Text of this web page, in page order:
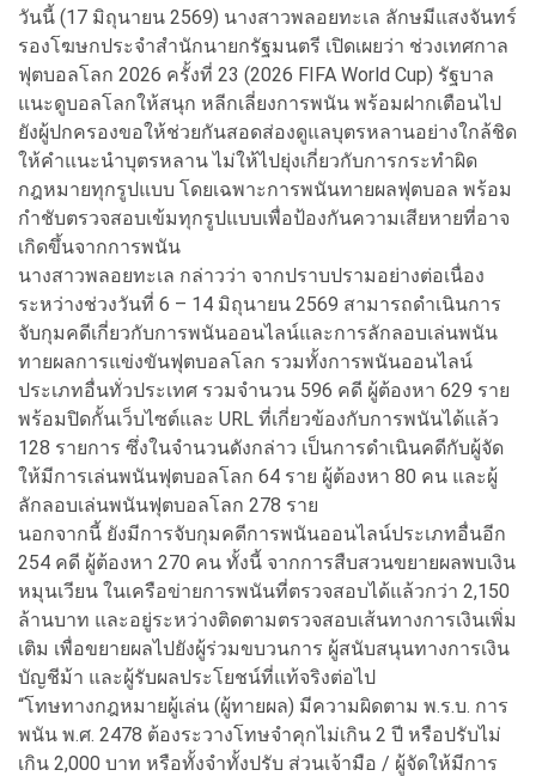
วันนี้ (17 มิถุนายน 2569) นางสาวพลอยทะเล ลักษมีแสงจันทร์
รองโฆษกประจำสำนักนายกรัฐมนตรี เปิดเผยว่า ช่วงเทศกาล
ฟุตบอลโลก 2026 ครั้งที่ 23 (2026 FIFA World Cup) รัฐบาล
แนะดูบอลโลกให้สนุก หลีกเลี่ยงการพนัน พร้อมฝากเตือนไป
ยังผู้ปกครองขอให้ช่วยกันสอดส่องดูแลบุตรหลานอย่างใกล้ชิด
ให้คำแนะนำบุตรหลาน ไม่ให้ไปยุ่งเกี่ยวกับการกระทำผิด
กฎหมายทุกรูปแบบ โดยเฉพาะการพนันทายผลฟุตบอล พร้อม
กำชับตรวจสอบเข้มทุกรูปแบบเพื่อป้องกันความเสียหายที่อาจ
เกิดขึ้นจากการพนัน
นางสาวพลอยทะเล กล่าวว่า จากปราบปรามอย่างต่อเนื่อง
ระหว่างช่วงวันที่ 6 – 14 มิถุนายน 2569 สามารถดำเนินการ
จับกุมคดีเกี่ยวกับการพนันออนไลน์และการลักลอบเล่นพนัน
ทายผลการแข่งขันฟุตบอลโลก รวมทั้งการพนันออนไลน์
ประเภทอื่นทั่วประเทศ รวมจำนวน 596 คดี ผู้ต้องหา 629 ราย
พร้อมปิดกั้นเว็บไซต์และ URL ที่เกี่ยวข้องกับการพนันได้แล้ว
128 รายการ ซึ่งในจำนวนดังกล่าว เป็นการดำเนินคดีกับผู้จัด
ให้มีการเล่นพนันฟุตบอลโลก 64 ราย ผู้ต้องหา 80 คน และผู้
ลักลอบเล่นพนันฟุตบอลโลก 278 ราย
นอกจากนี้ ยังมีการจับกุมคดีการพนันออนไลน์ประเภทอื่นอีก
254 คดี ผู้ต้องหา 270 คน ทั้งนี้ จากการสืบสวนขยายผลพบเงิน
หมุนเวียน ในเครือข่ายการพนันที่ตรวจสอบได้แล้วกว่า 2,150
ล้านบาท และอยู่ระหว่างติดตามตรวจสอบเส้นทางการเงินเพิ่ม
เติม เพื่อขยายผลไปยังผู้ร่วมขบวนการ ผู้สนับสนุนทางการเงิน
บัญชีม้า และผู้รับผลประโยชน์ที่แท้จริงต่อไป
“โทษทางกฎหมายผู้เล่น (ผู้ทายผล) มีความผิดตาม พ.ร.บ. การ
พนัน พ.ศ. 2478 ต้องระวางโทษจำคุกไม่เกิน 2 ปี หรือปรับไม่
เกิน 2,000 บาท หรือทั้งจำทั้งปรับ ส่วนเจ้ามือ / ผู้จัดให้มีการ